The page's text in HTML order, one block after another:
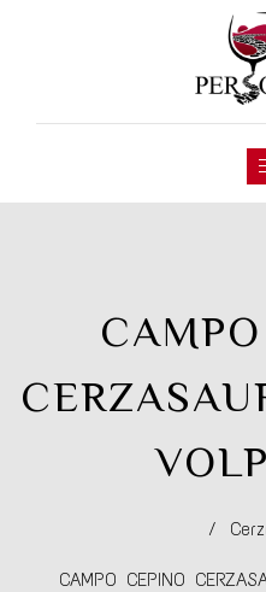
/
CAMPO CEPINO